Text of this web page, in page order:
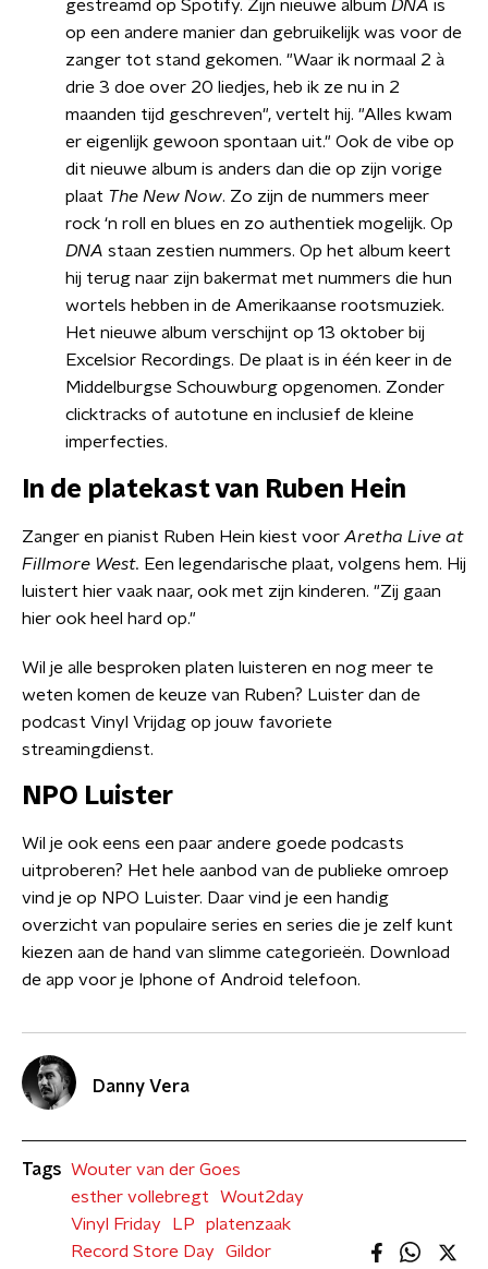
gestreamd op Spotify. Zijn nieuwe album DNA is
op een andere manier dan gebruikelijk was voor de
zanger tot stand gekomen. "Waar ik normaal 2 à
drie 3 doe over 20 liedjes, heb ik ze nu in 2
maanden tijd geschreven", vertelt hij. "Alles kwam
er eigenlijk gewoon spontaan uit." Ook de vibe op
dit nieuwe album is anders dan die op zijn vorige
plaat The New Now. Zo zijn de nummers meer
rock ‘n roll en blues en zo authentiek mogelijk. Op
DNA staan zestien nummers. Op het album keert
hij terug naar zijn bakermat met nummers die hun
wortels hebben in de Amerikaanse rootsmuziek.
Het nieuwe album verschijnt op 13 oktober bij
Excelsior Recordings. De plaat is in één keer in de
Middelburgse Schouwburg opgenomen. Zonder
clicktracks of autotune en inclusief de kleine
imperfecties.
In de platekast van Ruben Hein
Zanger en pianist Ruben Hein kiest voor Aretha Live at
Fillmore West. Een legendarische plaat, volgens hem. Hij
luistert hier vaak naar, ook met zijn kinderen. "Zij gaan
hier ook heel hard op."
Wil je alle besproken platen luisteren en nog meer te
weten komen de keuze van Ruben? Luister dan de
podcast Vinyl Vrijdag op jouw favoriete
streamingdienst.
NPO Luister
Wil je ook eens een paar andere goede podcasts
uitproberen? Het hele aanbod van de publieke omroep
vind je op NPO Luister. Daar vind je een handig
overzicht van populaire series en series die je zelf kunt
kiezen aan de hand van slimme categorieën. Download
de app voor je Iphone of Android telefoon.
Danny Vera
Tags Wouter van der Goes
esther vollebregt
Wout2day
Vinyl Friday
LP
platenzaak
Record Store Day
Gildor